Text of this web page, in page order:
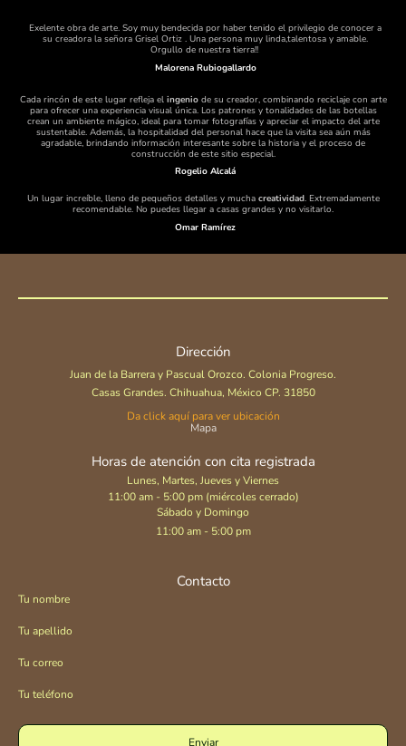
Exelente obra de arte. Soy muy bendecida por haber tenido el privilegio de conocer a
su creadora la señora Grisel Ortiz . Una persona muy linda,talentosa y amable.
Orgullo de nuestra tierra!!
Malorena Rubiogallardo
Cada rincón de este lugar refleja el ingeniode su creador, combinando reciclaje con arte
para ofrecer una experiencia visual única. Los patrones y tonalidades de las botellas
crean un ambiente mágico, ideal para tomar fotografías y apreciar el impacto del arte
sustentable. Además, la hospitalidad del personal hace que la visita sea aún más
agradable, brindando información interesante sobre la historia y el proceso de
construcción de este sitio especial.
Rogelio Alcalá
Un lugar increíble, lleno de pequeños detalles y mucha creatividad. Extremadamente
recomendable. No puedes llegar a casas grandes y no visitarlo.
Omar Ramírez
Dirección
Juan de la Barrera y Pascual Orozco. Colonia Progreso.
Casas Grandes. Chihuahua, México CP. 31850
Da click aquí para ver ubicación
Mapa
Horas de atención con cita registrada
Lunes, Martes, Jueves y Viernes
11:00 am - 5:00 pm (miércoles cerrado)
Sábado y Domingo
11:00 am - 5:00 pm
Contacto
Tu nombre
Tu apellido
Tu correo
Tu teléfono
Enviar